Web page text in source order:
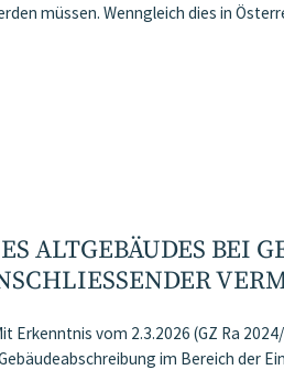
müssen. Wenngleich dies in
ALTGEBÄUDES BEI
vom 2.3.2026 (GZ Ra
im Bereich der